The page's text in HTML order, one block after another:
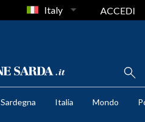
Italy ACCEDI
Sardegna Italia Mondo